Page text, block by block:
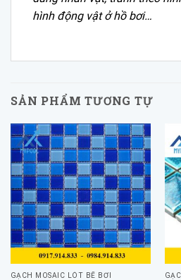
hình động vật ở hồ bơi…
SẢN PHẨM TƯƠNG TỰ
GẠCH MOSAIC LÓT BỂ BƠI